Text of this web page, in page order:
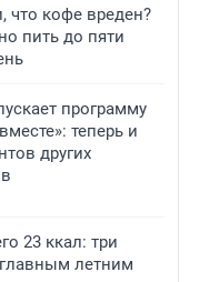
что кофе вреден?
пить до пяти
программу
теперь и
других
23 ккал: три
летним